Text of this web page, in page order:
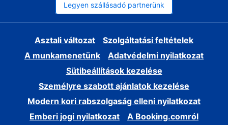
Legyen szállásadó partnerünk
Asztali változat
Szolgáltatási feltételek
A munkamenetünk
Adatvédelmi nyilatkozat
Sütibeállítások kezelése
Személyre szabott ajánlatok kezelése
Modern kori rabszolgaság elleni nyilatkozat
Emberi jogi nyilatkozat
A Booking.comról